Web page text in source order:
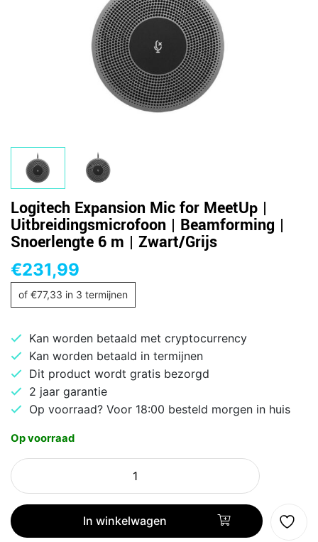
Logitech Expansion Mic for MeetUp |
Uitbreidingsmicrofoon | Beamforming |
Snoerlengte 6 m | Zwart/Grijs
€231,99
of €77,33 in 3 termijnen
Kan worden betaald met cryptocurrency
Kan worden betaald in termijnen
Dit product wordt gratis bezorgd
2 jaar garantie
Op voorraad? Voor 18:00 besteld morgen in huis
Op voorraad
Logitech
Expansion
for
MeetUp
In winkelwagen